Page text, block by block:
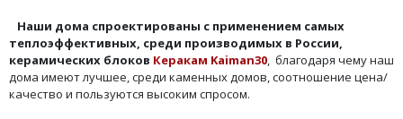
Наши дома спроектированы с применением самых
теплоэффективных, среди производимых в России,
керамических блоков Керакам Kaiman30, благодаря чему наши
дома имеют лучшее, среди каменных домов, соотношение цена/
качество и пользуются высоким спросом.